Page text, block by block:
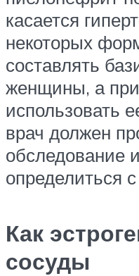
касается
некоторых
составлять
женщины, а
использовать
врач должен
обследование
определиться
Как
сосуды